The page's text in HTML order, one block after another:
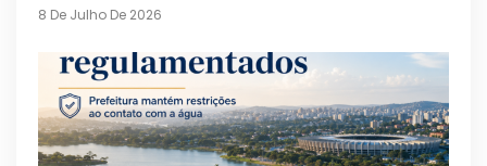
8 De Julho De 2026